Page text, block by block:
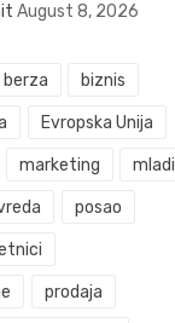
August 8, 2026
berza biznis
Evropska Unija
marketing mladi
posao
prodaja